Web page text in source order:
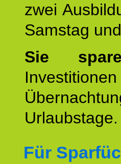
zwei
Samstag
Sie
Urlaubstage.
Für